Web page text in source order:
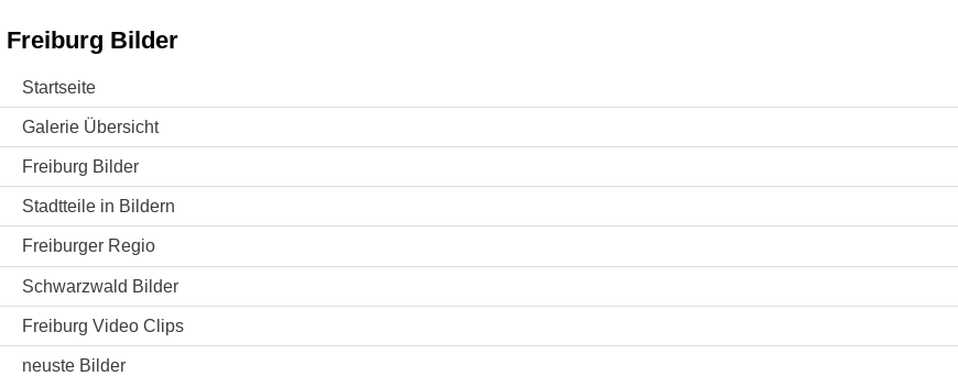
Freiburg Bilder
Startseite
Galerie Übersicht
Freiburg Bilder
Stadtteile in Bildern
Freiburger Regio
Schwarzwald Bilder
Freiburg Video Clips
neuste Bilder